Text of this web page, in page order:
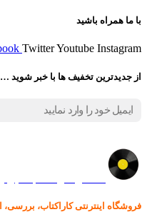
با ما همراه باشید
TwitterYoutube Instagram
از جدیدترین تخفیف ها با خبر شوید …
فروشگاه اینترنتی کاراکتاب، بررسی،